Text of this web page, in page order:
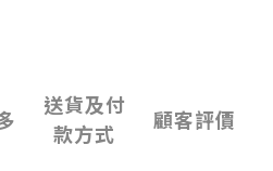
送貨及付
款方式
顧客評價